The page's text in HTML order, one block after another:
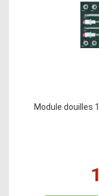
Module douilles